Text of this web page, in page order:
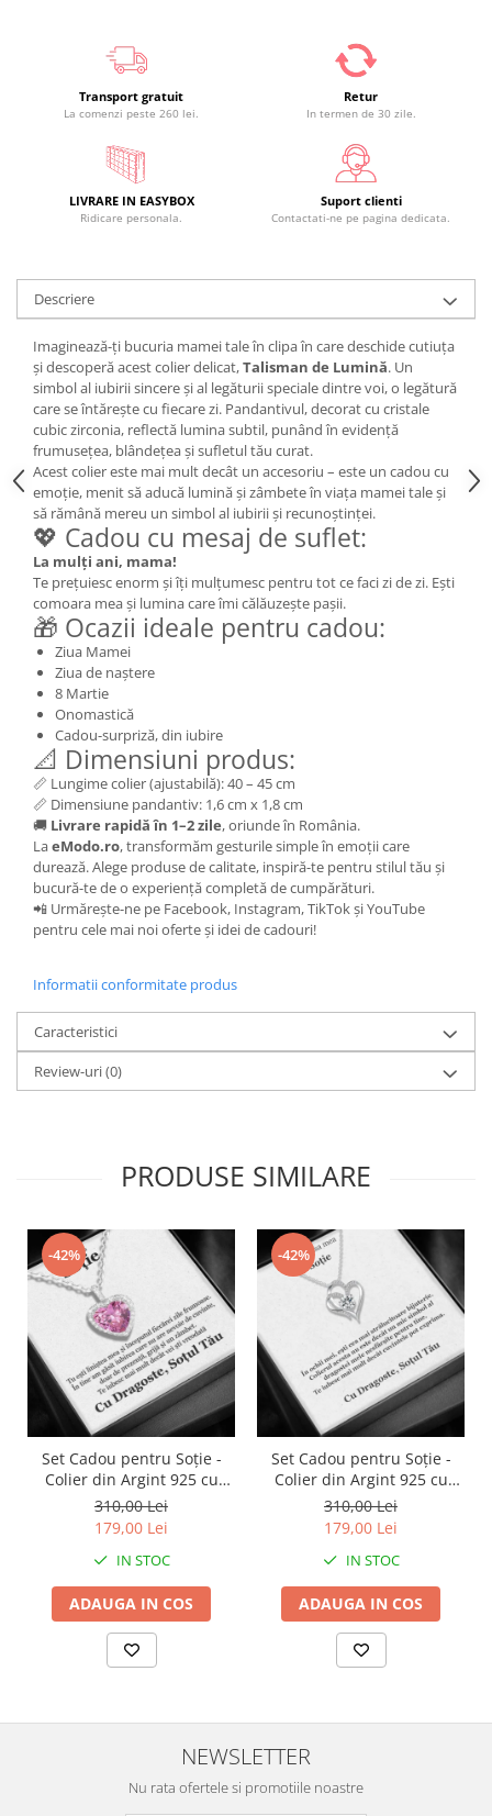
Transport gratuit
La comenzi peste 260 lei.
Retur
In termen de 30 zile.
LIVRARE IN EASYBOX
Ridicare personala.
Suport clienti
Contactati-ne pe pagina dedicata.
Descriere
Imaginează-ți bucuria mamei tale în clipa în care deschide cutiuța
și descoperă acest colier delicat,Talisman de Lumină. Un
simbol al iubirii sincere și al legăturii speciale dintre voi, o legătură
care se întărește cu fiecare zi. Pandantivul, decorat cu cristale
cubic zirconia, reflectă lumina subtil, punând în evidență
frumusețea, blândețea și sufletul tău curat.
Acest colier este mai mult decât un accesoriu – este un cadou cu
emoție, menit să aducă lumină și zâmbete în viața mamei tale și
să rămână mereu un simbol al iubirii și recunoștinței.
💖 Cadou cu mesaj de suflet:
La mulți ani, mama!
Te prețuiesc enorm și îți mulțumesc pentru tot ce faci zi de zi. Ești
comoara mea și lumina care îmi călăuzește pașii.
🎁 Ocazii ideale pentru cadou:
Ziua Mamei
Ziua de naștere
8 Martie
Onomastică
Cadou-surpriză, din iubire
📐 Dimensiuni produs:
📏 Lungime colier (ajustabilă): 40 – 45 cm
📏 Dimensiune pandantiv: 1,6 cm x 1,8 cm
🚚 Livrare rapidă în 1–2 zile, oriunde în România.
LaeModo.ro, transformăm gesturile simple în emoții care
durează. Alege produse de calitate, inspiră-te pentru stilul tău și
bucură-te de o experiență completă de cumpărături.
📲 Urmărește-ne pe Facebook, Instagram, TikTok și YouTube
pentru cele mai noi oferte și idei de cadouri!
Informatii conformitate produs
Caracteristici
Review-uri(0)
PRODUSE SIMILARE
-42%
Set Cadou pentru Soție -
Colier din Argint 925 cu
Pandantiv Perla Roz, placat
cu rodiu, în Cutie Elegantă
cu Mesaj Emoționant
310,00 Lei
179,00 Lei
IN STOC
ADAUGA IN COS
-42%
Set Cadou pentru Soție -
Colier din Argint 925 cu
Pandantiv Inima Eternă,
placat cu rodiu, în Cutie
Elegantă cu Mesaj
Personalizat
310,00 Lei
179,00 Lei
IN STOC
ADAUGA IN COS
NEWSLETTER
Nu rata ofertele si promotiile noastre